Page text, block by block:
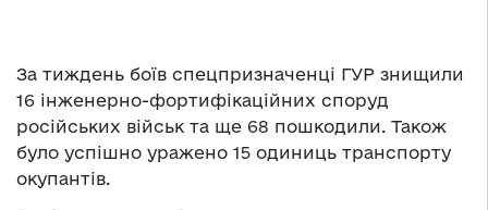
За тиждень боїв спецпризначенці ГУР знищили
16 інженерно-фортифікаційних споруд
російських військ та ще 68 пошкодили. Також
було успішно уражено 15 одиниць транспорту
окупантів.